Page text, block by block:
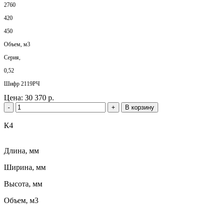
2760
420
450
Объем, м3
Серия,
0,52
Шифр 2119РЧ
Цена: 30 370 р.
- + В корзину
К4
Длина, мм
Ширина, мм
Высота, мм
Объем, м3